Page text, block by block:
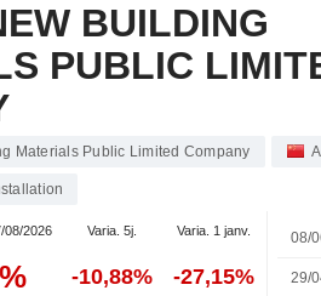
BUILDING
PUBLIC
Materials Public Limited Company
08/2026 Varia. 5j. Varia. 1 janv.
-10,88% -27,15%
08/
29/